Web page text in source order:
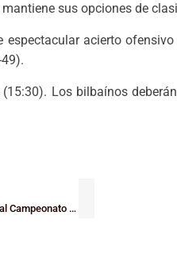
sus opciones de
acierto
Los bilbaínos
JJ.EE. INF: El Zornotza ST 2012, subcampeón de Euskadi y pasaporte al Campeonato de España Infantil